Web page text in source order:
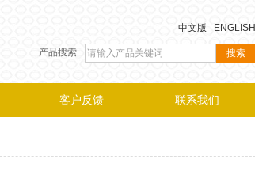
中文版 ENGLISH
产品搜索
客户反馈 联系我们